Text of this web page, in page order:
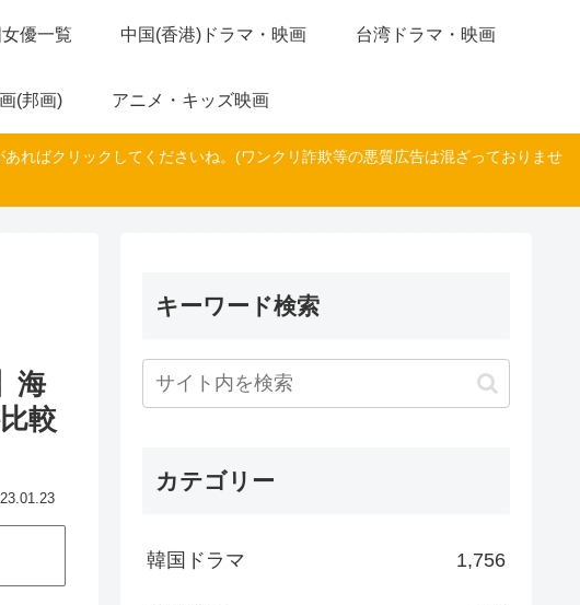
優一覧 中国(香港)ドラマ・映画 台湾ドラマ・映画
(邦画) アニメ・キッズ映画
ればクリックしてくださいね。(ワンクリ詐欺等の悪質広告は混ざっておりませ
海
較
キーワード検索
カテゴリー
韓国ドラマ 1,756